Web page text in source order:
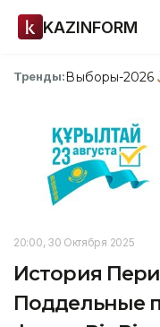
KAZINFORM
Тренды:Выборы-2026
20:00, 30 Октября 2025
История
Поддельные